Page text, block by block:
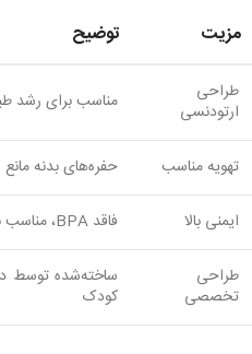
مزیت توضیح
طراحی
ارتودنسی مناسب برای رشد
تهویه مناسب حفره‌های بدنه
ایمنی بالا فاقد BPA، مناسب برای نوزادان تازه‌متولدشده
طراحی
تخصصی
ساخته‌شده توسط
کودک